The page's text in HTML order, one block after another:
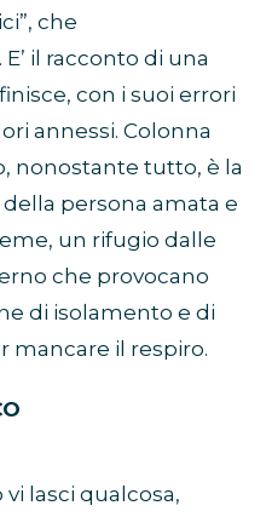
che
il racconto di una
con i suoi errori
annessi. Colonna
nonostante tutto, è la
persona amata e
un rifugio dalle
che provocano
di isolamento e di
mancare il respiro.
lasci qualcosa,